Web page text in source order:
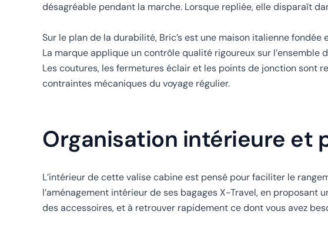
désagréable pendant la marche. Lorsque repliée, elle disparaît
Sur le plan de la durabilité, Bric’s est une maison italienne
La marque applique un contrôle qualité rigoureux sur
Les coutures, les fermetures éclair et les points de jonction sont
contraintes mécaniques du voyage régulier.
Organisation intérieure et
L’intérieur de cette valise cabine est pensé pour faciliter le
l’aménagement intérieur de ses bagages X-Travel, en
des accessoires, et à retrouver rapidement ce dont vous avez